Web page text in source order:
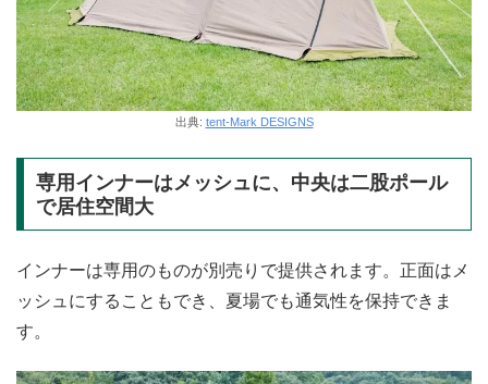
出典: tent-Mark DESIGNS
専用インナーはメッシュに、中央は二股ポール
で居住空間大
インナーは専用のものが別売りで提供されます。正面はメ
ッシュにすることもでき、夏場でも通気性を保持できま
す。